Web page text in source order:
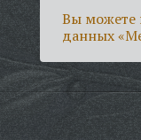
Вы можете
данных